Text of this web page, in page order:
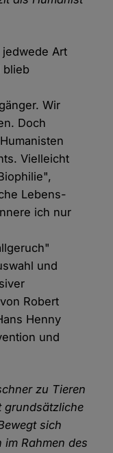
Art
blieb
Wir
Doch
Vielleicht
Lebens-
ich nur
und
Robert
Henny
und
zu Tieren
grundsätzliche
sich
Rahmen des